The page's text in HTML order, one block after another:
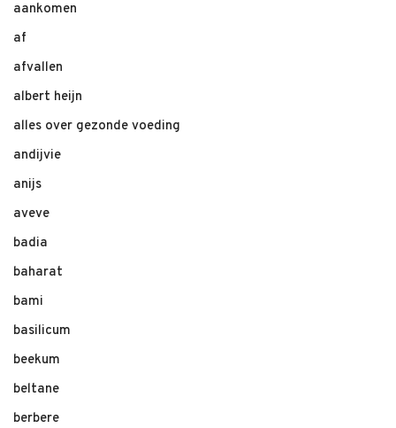
aankomen
af
afvallen
albert heijn
alles over gezonde voeding
andijvie
anijs
aveve
badia
baharat
bami
basilicum
beekum
beltane
berbere